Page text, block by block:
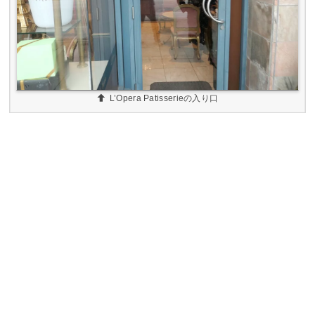
L’Opera Patisserieの入り口